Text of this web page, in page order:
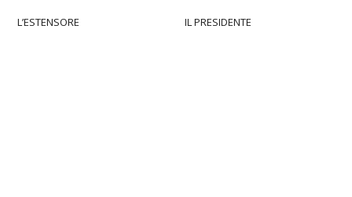
L’ESTENSORE IL PRESIDENTE